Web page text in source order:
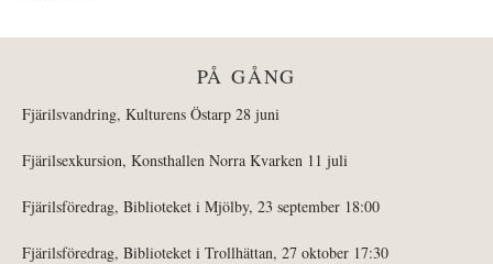
PÅ GÅNG
Fjärilsvandring, Kulturens Östarp 28 juni
Fjärilsexkursion, Konsthallen Norra Kvarken 11 juli
Fjärilsföredrag, Biblioteket i Mjölby, 23 september 18:00
Fjärilsföredrag, Biblioteket i Trollhättan, 27 oktober 17:30